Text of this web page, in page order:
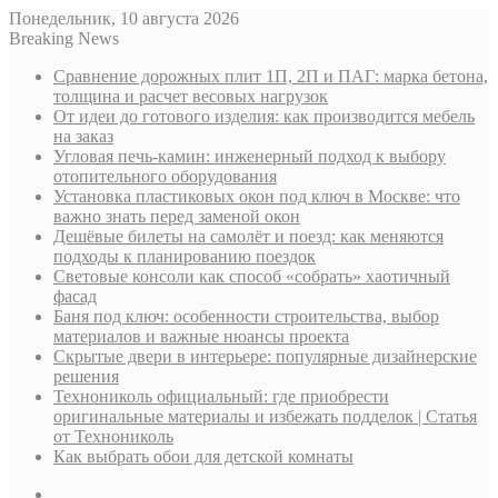
Понедельник, 10 августа 2026
Breaking News
Сравнение дорожных плит 1П, 2П и ПАГ: марка бетона,
толщина и расчет весовых нагрузок
От идеи до готового изделия: как производится мебель
на заказ
Угловая печь-камин: инженерный подход к выбору
отопительного оборудования
Установка пластиковых окон под ключ в Москве: что
важно знать перед заменой окон
Дешёвые билеты на самолёт и поезд: как меняются
подходы к планированию поездок
Световые консоли как способ «собрать» хаотичный
фасад
Баня под ключ: особенности строительства, выбор
материалов и важные нюансы проекта
Скрытые двери в интерьере: популярные дизайнерские
решения
Технониколь официальный: где приобрести
оригинальные материалы и избежать подделок | Статья
от Технониколь
Как выбрать обои для детской комнаты